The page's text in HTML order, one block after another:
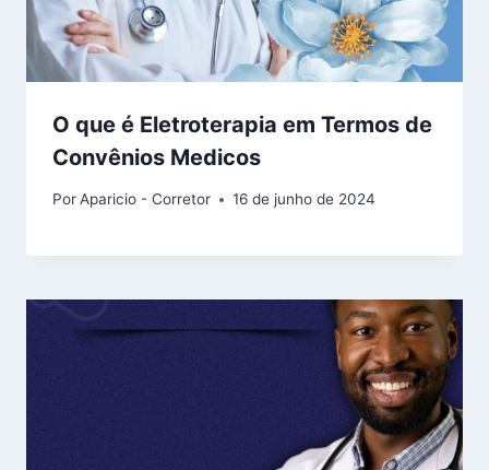
O que é Eletroterapia em Termos de
Convênios Medicos
PorAparicio - Corretor 16 de junho de 2024